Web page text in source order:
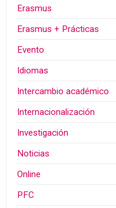
Erasmus
Erasmus + Prácticas
Evento
Idiomas
Intercambio académico
Internacionalización
Investigación
Noticias
Online
PFC